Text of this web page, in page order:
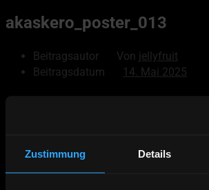
Zustimmung Details
akaskero_poster_013
Beitragsautor Von jellyfruit
Beitragsdatum
14. Mai 2025